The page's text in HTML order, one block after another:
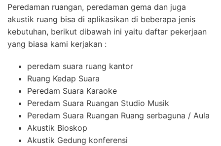
Peredaman ruangan, peredaman gema dan juga
akustik ruang bisa di aplikasikan di beberapa jenis
kebutuhan, berikut dibawah ini yaitu daftar pekerjaan
yang biasa kami kerjakan :
peredam suara ruang kantor
Ruang Kedap Suara
Peredam Suara Karaoke
Peredam Suara Ruangan Studio Musik
Peredam Suara Ruangan Ruang serbaguna / Aula
Akustik Bioskop
Akustik Gedung konferensi